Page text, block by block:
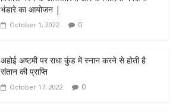
भंडारे का आयोजन |
October 1, 2022 0
अहोई अष्टमी पर राधा कुंड में स्नान करने से होती है
संतान की प्राप्ति
October 17, 2022 0